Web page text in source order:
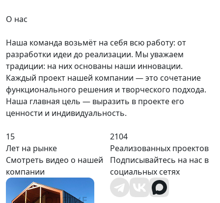
О нас
Наша команда возьмёт на себя всю работу: от
разработки идеи до реализации. Мы уважаем
традиции: на них основаны наши инновации.
Каждый проект нашей компании — это сочетание
функционального решения и творческого подхода.
Наша главная цель — выразить в проекте его
ценности и индивидуальность.
15
Лет на рынке
2104
Реализованных проектов
Смотреть видео о нашей
компании
Подписывайтесь на нас в
социальных сетях